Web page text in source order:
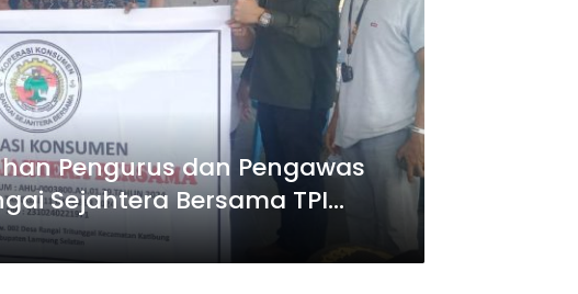
Pengurus dan Pengawas
Sejahtera Bersama TPI